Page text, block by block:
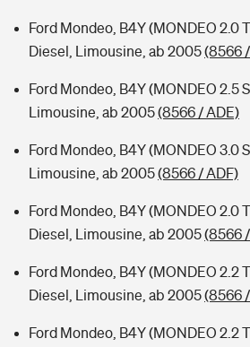
Ford Mondeo, B4Y (MONDEO 2.0
Diesel, Limousine, ab 2005(8566
Ford Mondeo, B4Y (MONDEO 2.5
Limousine, ab 2005(8566 / ADE)
Ford Mondeo, B4Y (MONDEO 3.0
Limousine, ab 2005(8566 / ADF)
Ford Mondeo, B4Y (MONDEO 2.0
Diesel, Limousine, ab 2005(8566
Ford Mondeo, B4Y (MONDEO 2.2
Diesel, Limousine, ab 2005(8566
Ford Mondeo, B4Y (MONDEO 2.2